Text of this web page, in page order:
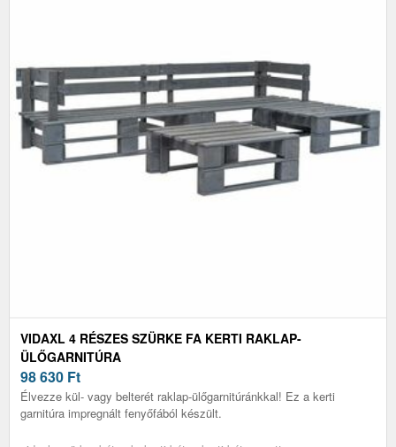
VIDAXL 4 RÉSZES SZÜRKE FA KERTI RAKLAP-
ÜLŐGARNITÚRA
98 630 Ft
Élvezze kül- vagy belterét raklap-ülőgarnitúránkkal! Ez a kerti
garnitúra impregnált fenyőfából készült.